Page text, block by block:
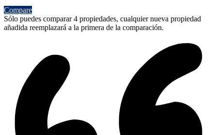
Compare
Sólo puedes comparar 4 propiedades, cualquier nueva propiedad
añadida reemplazará a la primera de la comparación.